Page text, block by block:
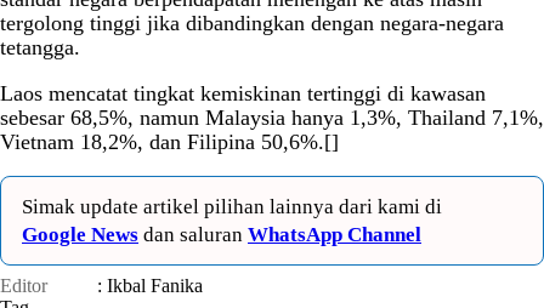
tergolong tinggi jika dibandingkan dengan negara-negara
tetangga.
Laos mencatat tingkat kemiskinan tertinggi di kawasan
sebesar 68,5%, namun Malaysia hanya 1,3%, Thailand 7,1%,
Vietnam 18,2%, dan Filipina 50,6%.[]
Simak update artikel pilihan lainnya dari kami di
Google News dan saluran WhatsApp Channel
Editor
: Ikbal Fanika